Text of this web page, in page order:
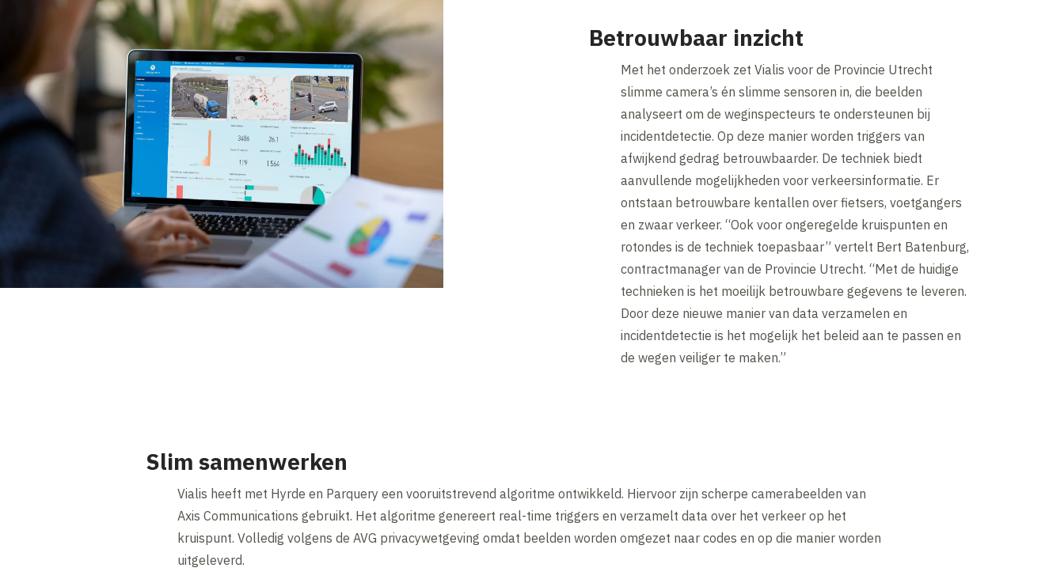
Betrouwbaar inzicht
Met het onderzoek zet Vialis voor de Provincie Utrecht
slimme camera’s én slimme sensoren in, die beelden
analyseert om de weginspecteurs te ondersteunen bij
incidentdetectie. Op deze manier worden triggers van
afwijkend gedrag betrouwbaarder. De techniek biedt
aanvullende mogelijkheden voor verkeersinformatie. Er
ontstaan betrouwbare kentallen over fietsers, voetgangers
en zwaar verkeer. “Ook voor ongeregelde kruispunten en
rotondes is de techniek toepasbaar” vertelt Bert Batenburg,
contractmanager van de Provincie Utrecht. “Met de huidige
technieken is het moeilijk betrouwbare gegevens te leveren.
Door deze nieuwe manier van data verzamelen en
incidentdetectie is het mogelijk het beleid aan te passen en
de wegen veiliger te maken.”
Slim samenwerken
Vialis heeft met Hyrde en Parquery een vooruitstrevend algoritme ontwikkeld. Hiervoor zijn scherpe camerabeelden van
Axis Communications gebruikt. Het algoritme genereert real-time triggers en verzamelt data over het verkeer op het
kruispunt. Volledig volgens de AVG privacywetgeving omdat beelden worden omgezet naar codes en op die manier worden
uitgeleverd.